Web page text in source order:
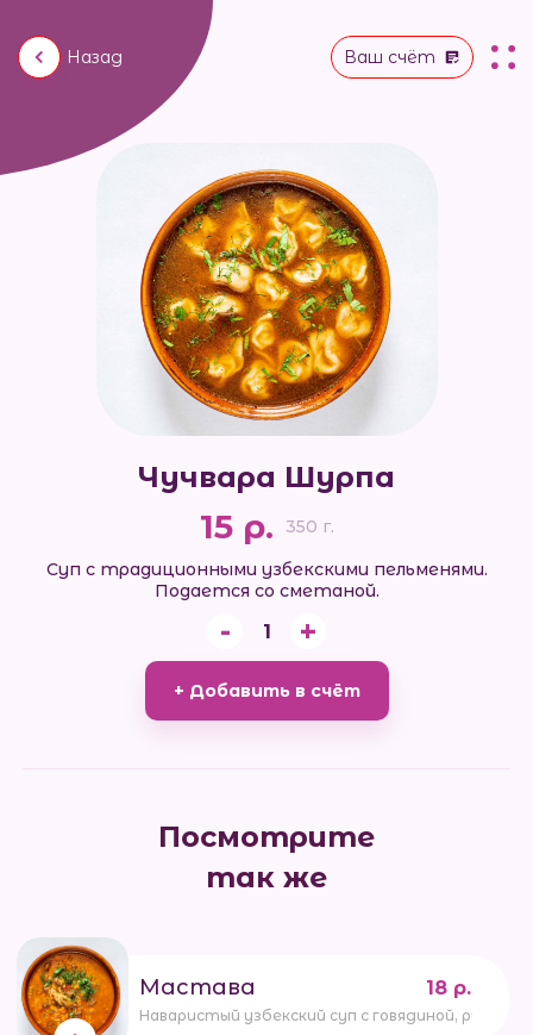
Назад Ваш счёт
Чучвара Шурпа
15 р.
350 г.
Суп с традиционными узбекскими пельменями.
Подается со сметаной.
- 1 +
+ Добавить в счёт
Посмотрите
так же
Мастава 18 р.
Наваристый узбекский суп с говядиной,